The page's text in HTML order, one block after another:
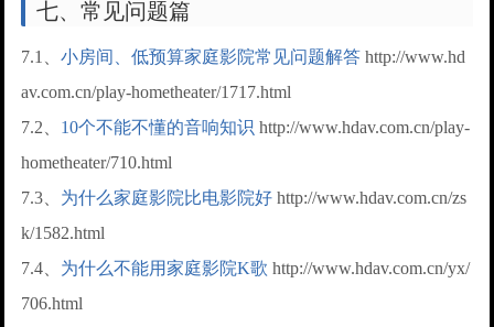
七、常见问题篇
7.1、小房间、低预算家庭影院常见问题解答 http://www.hd
av.com.cn/play-hometheater/1717.html
7.2、 10个不能不懂的音响知识 http://www.hdav.com.cn/play-
hometheater/710.html
7.3、 为什么家庭影院比电影院好 http://www.hdav.com.cn/zs
k/1582.html
7.4、 为什么不能用家庭影院K歌 http://www.hdav.com.cn/yx/
706.html